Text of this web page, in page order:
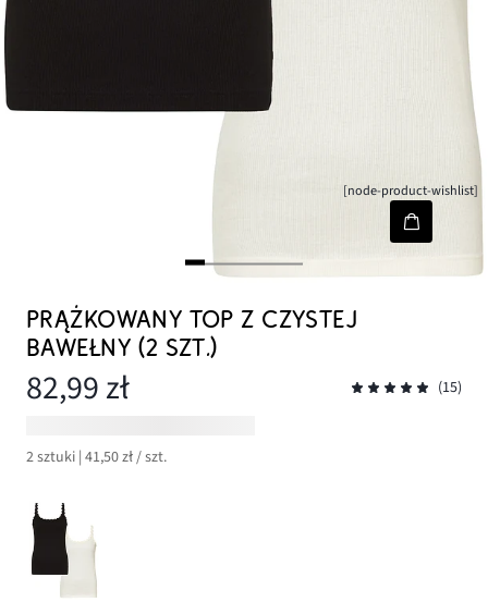
[node-product-wishlist]
PRĄŻKOWANY TOP Z CZYSTEJ
BAWEŁNY (2 SZT.)
82,99 zł (15)
2 sztuki | 41,50 zł / szt.